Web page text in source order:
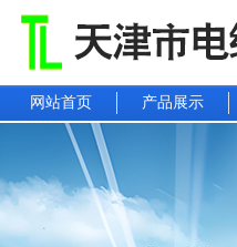
网站首页 产品展示